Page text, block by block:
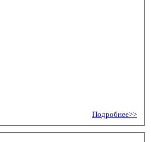
Подробнее>>